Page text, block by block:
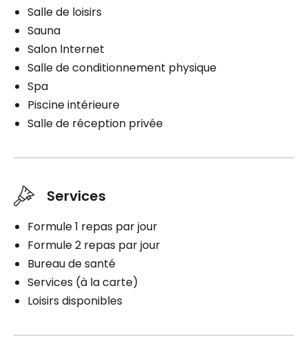
Planifier une visite
Salle de loisirs
Sauna
Salon lnternet
Salle de conditionnement physique
Spa
Piscine intérieure
Salle de réception privée
Services
Formule 1 repas par jour
Formule 2 repas par jour
Bureau de santé
Services (à la carte)
Loisirs disponibles